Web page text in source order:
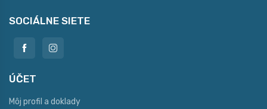
SOCIÁLNE SIETE
ÚČET
Môj profil a doklady